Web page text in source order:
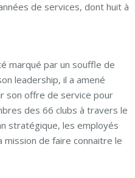
de services, dont huit à
marqué par un souffle de
leadership, il a amené
son offre de service pour
des 66 clubs à travers le
stratégique, les employés
de faire connaitre le